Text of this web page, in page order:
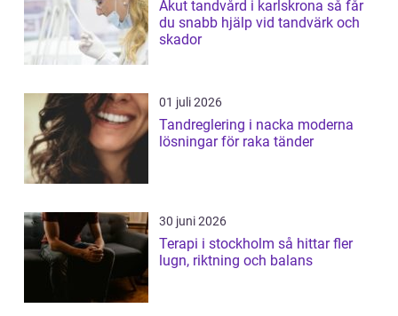
Akut tandvård i karlskrona så får
du snabb hjälp vid tandvärk och
skador
01 juli 2026
Tandreglering i nacka moderna
lösningar för raka tänder
30 juni 2026
Terapi i stockholm så hittar fler
lugn, riktning och balans